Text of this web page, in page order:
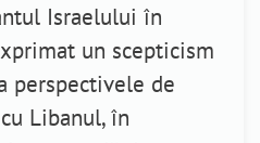
Israelului în
un scepticism
perspectivele de
Libanul, în